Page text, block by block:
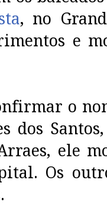
, no
e
o
dos
ele
Os